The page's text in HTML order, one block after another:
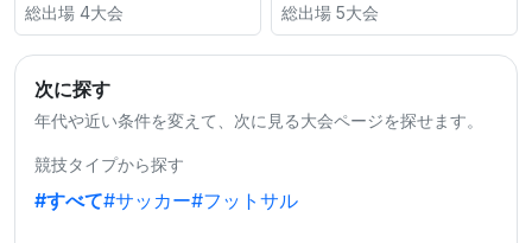
総出場 4大会
総出場 5大会
次に探す
年代や近い条件を変えて、次に見る大会ページを探せます。
競技タイプから探す
#すべて#サッカー#フットサル